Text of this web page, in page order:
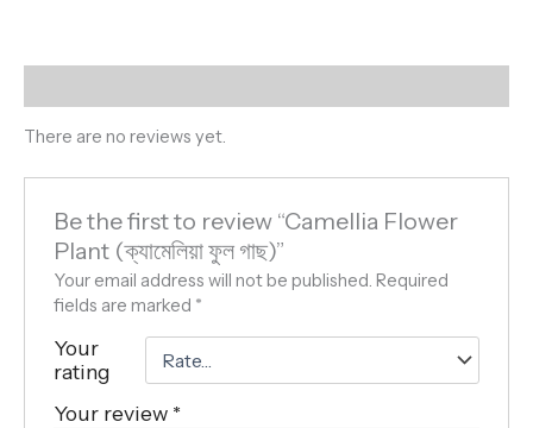
There are no reviews yet.
Be the first to review “Camellia Flower
Plant (ক্যামেলিয়া ফুল গাছ)”
Your email address will not be published. Required
fields are marked *
Your
rating
Your review *